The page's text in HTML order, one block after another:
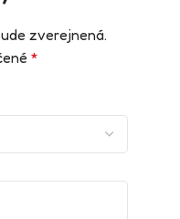
zverejnená.
*